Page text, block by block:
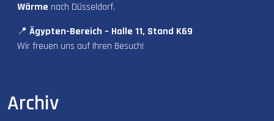
Wärme nach Düsseldorf.
📍 Ägypten-Bereich – Halle 11, Stand K69
Wir freuen uns auf Ihren Besuch!
Archiv